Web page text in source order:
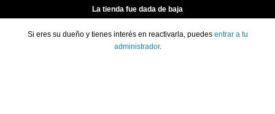
La tienda fue dada de baja
Si eres su dueño y tienes interés en reactivarla, puedes entrar a tu
administrador.